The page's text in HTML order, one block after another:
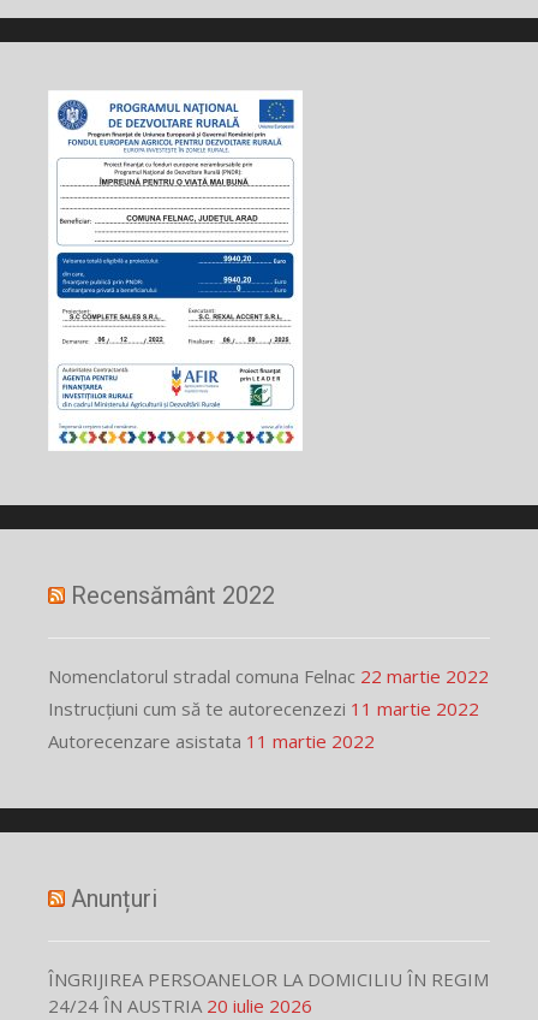
Recensământ 2022
Nomenclatorul stradal comuna Felnac 22 martie 2022
Instrucțiuni cum să te autorecenzezi 11 martie 2022
Autorecenzare asistata 11 martie 2022
Anunțuri
ÎNGRIJIREA PERSOANELOR LA DOMICILIU ÎN REGIM
24/24 ÎN AUSTRIA 20 iulie 2026